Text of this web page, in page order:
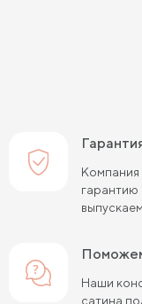
гарантию
Наши
сатина